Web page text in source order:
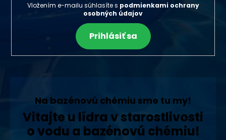
Vložením e-mailu súhlasíte s podmienkami ochrany
osobných údajov
Prihlásiť sa
Na bazénovú chémiu sme tu my!
Vitajte u lídra v starostlivosti
o vodu a bazénovú chémiu!